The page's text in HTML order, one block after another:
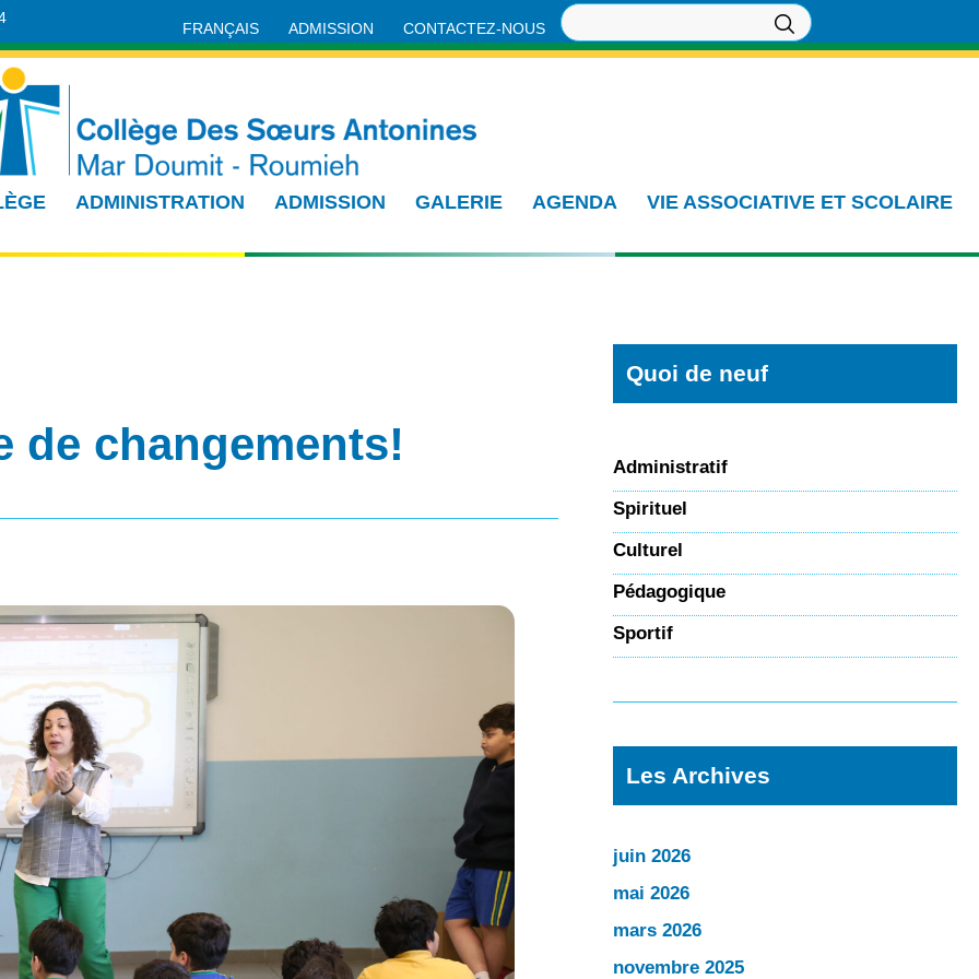
FRANÇAIS ADMISSION CONTACTEZ-NOUS
ADMINISTRATION ADMISSION GALERIE AGENDA VIE ASSOCIATIVE ET SCOLAIRE
de changements!
Quoi de neuf
Administratif
Spirituel
Culturel
Pédagogique
Sportif
Les Archives
juin 2026
mai 2026
mars 2026
novembre 2025